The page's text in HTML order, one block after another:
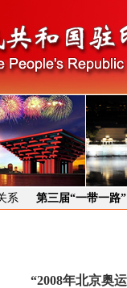
系 第三届“一带一路
“2008年北京奥